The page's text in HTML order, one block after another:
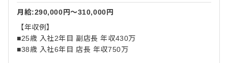
月給:290,000円〜310,000円
【年収例】
■25歳 入社2年目 副店長 年収430万
■38歳 入社6年目 店長 年収750万